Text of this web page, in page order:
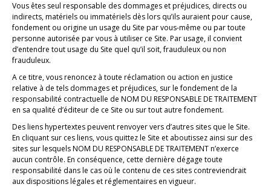
Vous êtes seul responsable des dommages et préjudices, directs ou
indirects, matériels ou immatériels dès lors qu’ils auraient pour cause,
fondement ou origine un usage du Site par vous-même ou par toute
personne autorisée par vous à utiliser ce Site. Par usage, il convient
d’entendre tout usage du Site quel qu’il soit, frauduleux ou non
frauduleux.
A ce titre, vous renoncez à toute réclamation ou action en justice
relative à de tels dommages et préjudices, sur le fondement de la
responsabilité contractuelle de NOM DU RESPONSABLE DE TRAITEMENT
en sa qualité d’éditeur de ce Site ou sur tout autre fondement.
Des liens hypertextes peuvent renvoyer vers d’autres sites que le Site.
En cliquant sur ces liens, vous quittez le Site et aboutissez ainsi sur des
sites sur lesquels NOM DU RESPONSABLE DE TRAITEMENT n’exerce
aucun contrôle. En conséquence, cette dernière dégage toute
responsabilité dans le cas où le contenu de ces sites contreviendrait
aux dispositions légales et réglementaires en vigueur.